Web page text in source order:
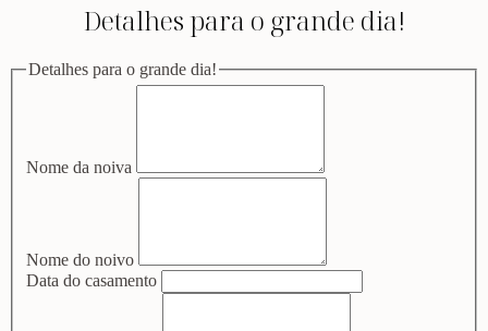
Detalhes para o grande dia!
Detalhes para o grande dia!
Nome da noiva
Nome do noivo
Data do casamento